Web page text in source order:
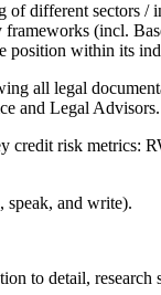
of different sectors /
frameworks (incl.
position within its
all legal
and Legal Advisors.
credit risk metrics:
speak, and write).
to detail, research